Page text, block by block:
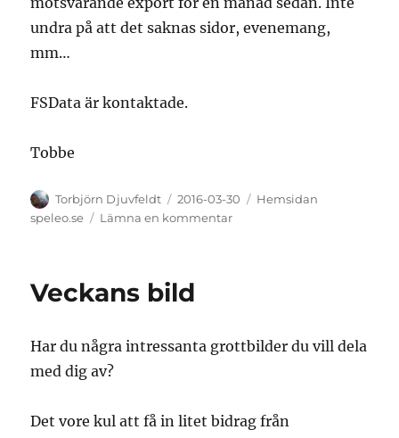
undra på att det saknas sidor, evenemang,
mm…
FSData är kontaktade.
Tobbe
Författare
Torbjörn Djuvfeldt
Publicerat
den
2016-03-30 Kategorier
Hemsidan
speleo.se
Lämna en kommentartill
är
i
Veckans bild
Har du några intressanta grottbilder du vill dela
med dig av?
Det vore kul att få in litet bidrag från